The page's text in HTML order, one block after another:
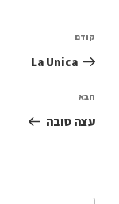
קודם
La Unica
הבא
עצה טובה